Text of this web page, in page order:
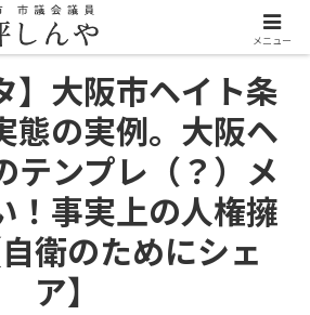
】大阪市ヘイト条
態の実例。大阪ヘ
テンプレ（？）メ
！事実上の人権擁
衛のためにシェ
ア】
メニュー